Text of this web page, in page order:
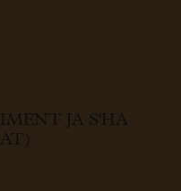
JA S'HA